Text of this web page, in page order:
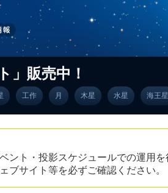
」販売中！
工作 月 木星 水星 海王星
ント・投影スケジュールでの運用
ブサイト等を必ずご確認ください。